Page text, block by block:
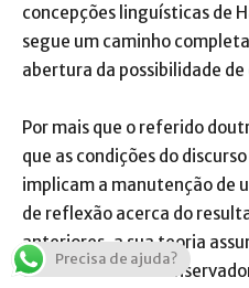
concepções linguísticas de
segue um caminho
abertura da possibilidade
Por mais que o referido
que as condições do
implicam a manutenção de
de reflexão acerca do
anteriores, a sua teoria
eminentemente
Precisa de ajuda?